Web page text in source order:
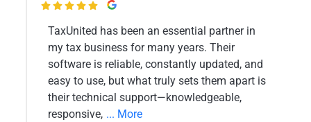

TaxUnited has been an essential partner in
my tax business for many years. Their
software is reliable, constantly updated, and
easy to use, but what truly sets them apart is
their technical support—knowledgeable,
responsive, ... More